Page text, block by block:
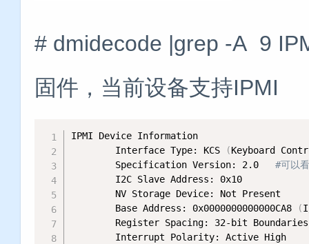
# dmidecode |grep -A 9
固件，当前设备支持IPMI
IPMI Device Information
        Interface Type: KCS
(Keyboard
        Specification Version: 2.0
#可以
        I2C Slave Address: 0x10
        NV Storage Device: Not Present
        Base Address: 0x0000000000000CA8
(
        Register Spacing: 32-bit Boundaries
        Interrupt Polarity: Active High